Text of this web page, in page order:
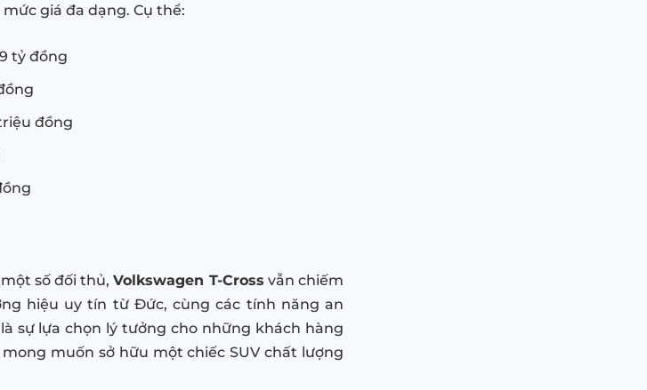
giá đa dạng. Cụ thể:
tỷ đồng
đồng
một số đối thủ,Volkswagen T-Cross vẫn chiếm
hiệu uy tín từ Đức, cùng các tính năng an
sự lựa chọn lý tưởng cho những khách hàng
muốn sở hữu một chiếc SUV chất lượng